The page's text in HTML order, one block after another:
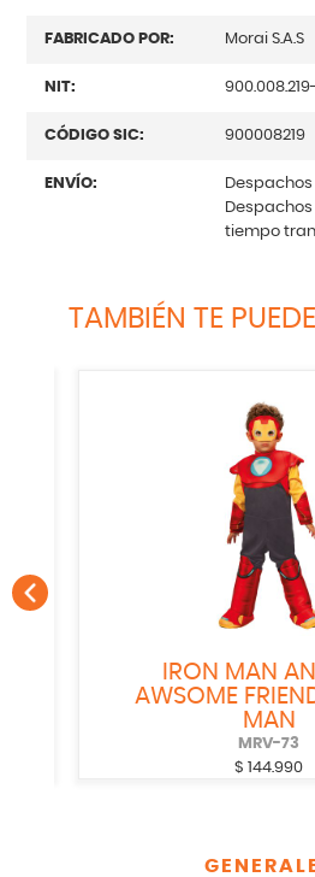
FABRICADO POR: Morai S.A.S
NIT:
CÓDIGO SIC: 900008219
ENVÍO:
tiempo
TAMBIÉN TE
IRON MAN
AWSOME
MAN
MRV-73
$ 144.990